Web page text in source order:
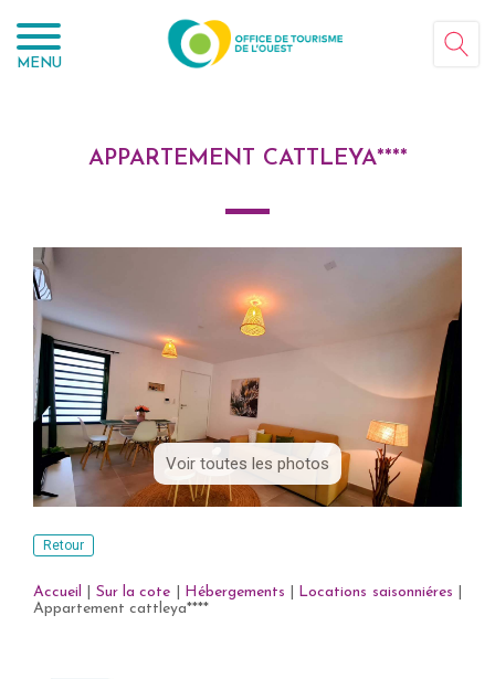
MENU
APPARTEMENT CATTLEYA****
Voir toutes les photos
Retour
Accueil Sur la cote Hébergements Locations saisonniéres
Appartement cattleya****